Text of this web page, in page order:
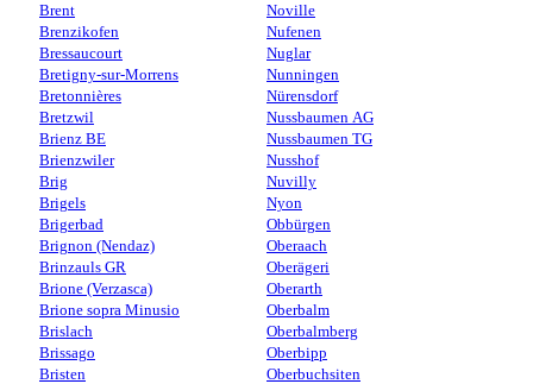
Brent
Brenzikofen
Bressaucourt
Bretigny-sur-Morrens
Bretonnières
Bretzwil
Brienz BE
Brienzwiler
Brig
Brigels
Brigerbad
Brignon (Nendaz)
Brinzauls GR
Brione (Verzasca)
Brione sopra Minusio
Brislach
Brissago
Bristen
Noville
Nufenen
Nuglar
Nunningen
Nürensdorf
Nussbaumen AG
Nussbaumen TG
Nusshof
Nuvilly
Nyon
Obbürgen
Oberaach
Oberägeri
Oberarth
Oberbalm
Oberbalmberg
Oberbipp
Oberbuchsiten